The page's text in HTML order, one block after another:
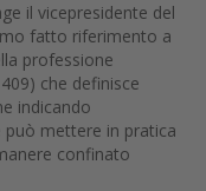
il vicepresidente del
fatto riferimento a
professione
che definisce
indicando
mettere in pratica
confinato